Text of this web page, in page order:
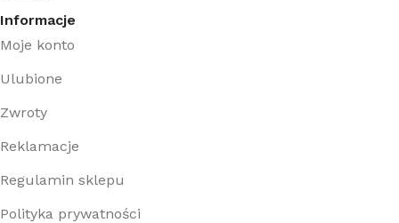
Informacje
Moje konto
Ulubione
Zwroty
Reklamacje
Regulamin sklepu
Polityka prywatności